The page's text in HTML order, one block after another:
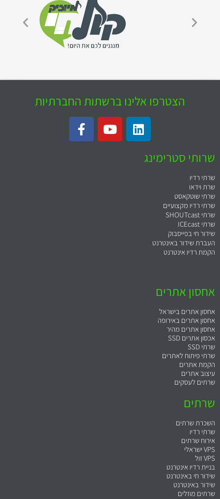
הצטרפו אלינו ברשתות החברתיות
שרותי סטרימינג
שרתי רדיו
שרת וידאו
שרתי שוטקאסט
שרתי רדיו מקצועיים
שרתי SHOUTcast
שרתי ICEcast
שידור חי בפייסבוק
העברת שידור באינטרנט
הקמת רדיו אינטרנט
אחסון אתרים
אחסון אתרים בישראל
אחסון אתרים באירופה
אחסון אתרים מהיר
אכסון אתרים SSD
שרתי SSD
שרתי פיתוח לאתרים
הקמת אתרים
עיצוב אתרים
שרתים לעסקים
שרתים
השכרת שרתים
שרתי רדיו
אירוח שרתים
VPS ישראלי
VPS זול
בניית רדיו אינטרנט
שידור חי באינטרנט
שידור באינטרנט
שרתים מוזלים